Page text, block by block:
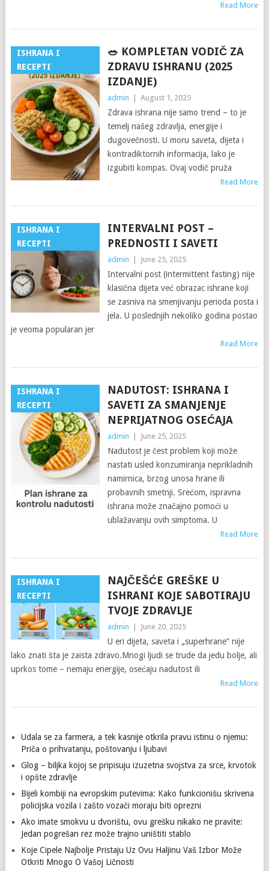
Read More
ISHRANA I
RECEPTI
🥗 KOMPLETAN VODIČ ZA
ZDRAVU ISHRANU (2025
IZDANJE)
admin August 1, 2025
Zdrava ishrana nije samo trend – to je
temelj našeg zdravlja, energije i
dugovečnosti. U moru saveta, dijeta i
kontradiktornih informacija, lako je
izgubiti kompas. Ovaj vodič pruža
Read More
ISHRANA I
RECEPTI
INTERVALNI POST –
PREDNOSTI I SAVETI
admin June 25, 2025
Intervalni post (intermittent fasting) nije
klasična dijeta već obrazac ishrane koji
se zasniva na smenjivanju perioda posta i
jela. U poslednjih nekoliko godina postao
je veoma popularan jer
Read More
ISHRANA I
RECEPTI
NADUTOST: ISHRANA I
SAVETI ZA SMANJENJE
NEPRIJATNOG OSEĆAJA
admin June 25, 2025
Nadutost je čest problem koji može
nastati usled konzumiranja neprikladnih
namirnica, brzog unosa hrane ili
probavnih smetnji. Srećom, ispravna
ishrana može značajno pomoći u
ublažavanju ovih simptoma. U
Read More
ISHRANA I
RECEPTI
NAJČEŠĆE GREŠKE U
ISHRANI KOJE SABOTIRAJU
TVOJE ZDRAVLJE
admin June 20, 2025
U eri dijeta, saveta i „superhrane“ nije
lako znati šta je zaista zdravo.Mnogi ljudi se trude da jedu bolje, ali
uprkos tome – nemaju energije, osećaju nadutost ili
Read More
POSTS
NAVIGATION
Udala se za farmera, a tek kasnije otkrila pravu istinu o njemu:
Priča o prihvatanju, poštovanju i ljubavi
Glog – biljka kojoj se pripisuju izuzetna svojstva za srce, krvotok
i opšte zdravlje
Bijeli kombiji na evropskim putevima: Kako funkcionišu skrivena
policijska vozila i zašto vozači moraju biti oprezni
Ako imate smokvu u dvorištu, ovu grešku nikako ne pravite:
Jedan pogrešan rez može trajno uništiti stablo
Koje Cipele Najbolje Pristaju Uz Ovu Haljinu Vaš Izbor Može
Otkriti Mnogo O Vašoj Ličnosti